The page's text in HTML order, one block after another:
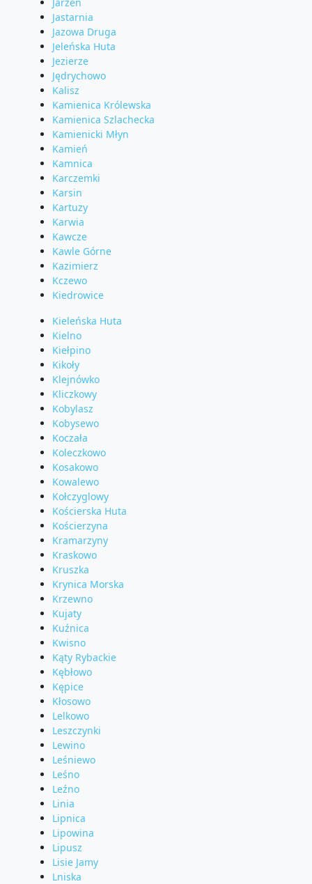
Jastarnia
Jazowa Druga
Jeleńska Huta
Jezierze
Jędrychowo
Kalisz
Kamienica Królewska
Kamienica Szlachecka
Kamienicki Młyn
Kamień
Kamnica
Karczemki
Karsin
Kartuzy
Karwia
Kawcze
Kawle Górne
Kazimierz
Kczewo
Kiedrowice
Kieleńska Huta
Kielno
Kiełpino
Kikoły
Klejnówko
Kliczkowy
Kobylasz
Kobysewo
Koczała
Koleczkowo
Kosakowo
Kowalewo
Kołczyglowy
Kościerska Huta
Kościerzyna
Kramarzyny
Kraskowo
Kruszka
Krynica Morska
Krzewno
Kujaty
Kuźnica
Kwisno
Kąty Rybackie
Kębłowo
Kępice
Kłosowo
Lelkowo
Leszczynki
Lewino
Leśniewo
Leśno
Leźno
Linia
Lipnica
Lipowina
Lipusz
Lisie Jamy
Lniska